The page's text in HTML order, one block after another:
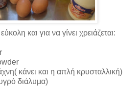
και για να γίνει χρειάζεται:
κάνει και η απλή κρυσταλλική)
διάλυμα)